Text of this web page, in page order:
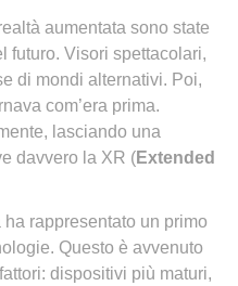
aumentata sono state
futuro. Visori spettacolari,
di mondi alternativi. Poi,
com’era prima.
lasciando una
davvero la XR (Extended
ha rappresentato un primo
Questo è avvenuto
dispositivi più maturi,